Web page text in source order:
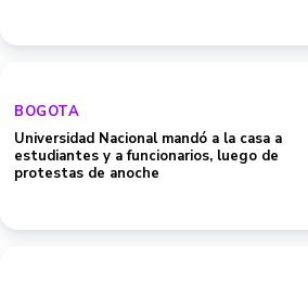
BOGOTA
Universidad Nacional mandó a la casa a
estudiantes y a funcionarios, luego de
protestas de anoche